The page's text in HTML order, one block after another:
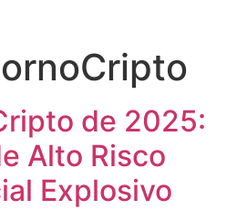
de 2025:
Alto Risco
Explosivo